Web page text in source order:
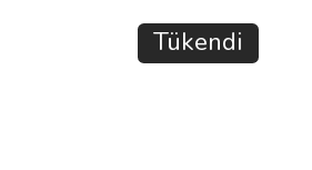
Tükendi